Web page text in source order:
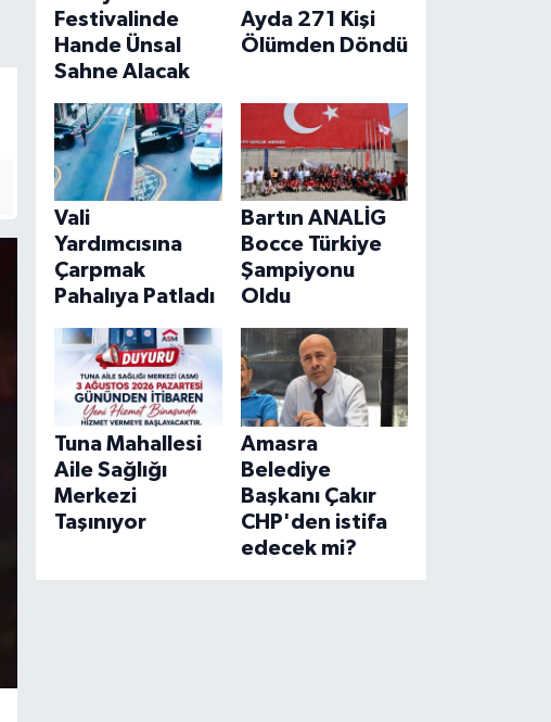
Festivalinde
Hande Ünsal
Sahne Alacak
Ayda 271 Kişi
Ölümden Döndü
Vali
Yardımcısına
Çarpmak
Pahalıya Patladı
Bartın ANALİG
Bocce Türkiye
Şampiyonu
Oldu
Tuna Mahallesi
Aile Sağlığı
Merkezi
Taşınıyor
Amasra
Belediye
Başkanı Çakır
CHP'den istifa
edecek mi?